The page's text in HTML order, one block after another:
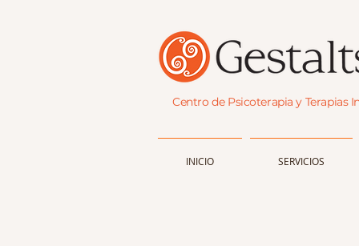
Centro de Psicoterapia y Terapias
INICIO SERVICIOS